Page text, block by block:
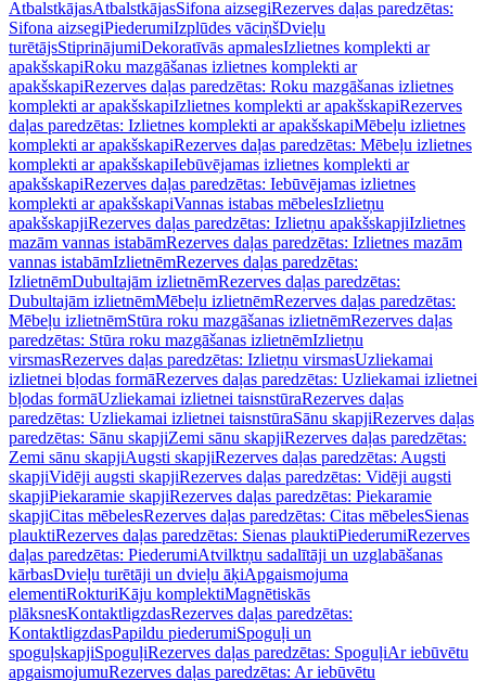
AtbalstkājasAtbalstkājasSifona aizsegiRezerves daļas paredzētas:
Sifona aizsegiPiederumiIzplūdes vāciņšDvieļu
turētājsStiprinājumiDekoratīvās apmalesIzlietnes komplekti ar
apakšskapiRoku mazgāšanas izlietnes komplekti ar
apakšskapiRezerves daļas paredzētas: Roku mazgāšanas izlietnes
komplekti ar apakšskapiIzlietnes komplekti ar apakšskapiRezerves
daļas paredzētas: Izlietnes komplekti ar apakšskapiMēbeļu izlietnes
komplekti ar apakšskapiRezerves daļas paredzētas: Mēbeļu izlietnes
komplekti ar apakšskapiIebūvējamas izlietnes komplekti ar
apakšskapiRezerves daļas paredzētas: Iebūvējamas izlietnes
komplekti ar apakšskapiVannas istabas mēbelesIzlietņu
apakšskapjiRezerves daļas paredzētas: Izlietņu apakšskapjiIzlietnes
mazām vannas istabāmRezerves daļas paredzētas: Izlietnes mazām
vannas istabāmIzlietnēmRezerves daļas paredzētas:
IzlietnēmDubultajām izlietnēmRezerves daļas paredzētas:
Dubultajām izlietnēmMēbeļu izlietnēmRezerves daļas paredzētas:
Mēbeļu izlietnēmStūra roku mazgāšanas izlietnēmRezerves daļas
paredzētas: Stūra roku mazgāšanas izlietnēmIzlietņu
virsmasRezerves daļas paredzētas: Izlietņu virsmasUzliekamai
izlietnei bļodas formāRezerves daļas paredzētas: Uzliekamai izlietnei
bļodas formāUzliekamai izlietnei taisnstūraRezerves daļas
paredzētas: Uzliekamai izlietnei taisnstūraSānu skapjiRezerves daļas
paredzētas: Sānu skapjiZemi sānu skapjiRezerves daļas paredzētas:
Zemi sānu skapjiAugsti skapjiRezerves daļas paredzētas: Augsti
skapjiVidēji augsti skapjiRezerves daļas paredzētas: Vidēji augsti
skapjiPiekaramie skapjiRezerves daļas paredzētas: Piekaramie
skapjiCitas mēbelesRezerves daļas paredzētas: Citas mēbelesSienas
plauktiRezerves daļas paredzētas: Sienas plauktiPiederumiRezerves
daļas paredzētas: PiederumiAtvilktņu sadalītāji un uzglabāšanas
kārbasDvieļu turētāji un dvieļu āķiApgaismojuma
elementiRokturiKāju komplektiMagnētiskās
plāksnesKontaktligzdasRezerves daļas paredzētas:
KontaktligzdasPapildu piederumiSpoguļi un
spoguļskapjiSpoguļiRezerves daļas paredzētas: SpoguļiAr iebūvētu
apgaismojumuRezerves daļas paredzētas: Ar iebūvētu